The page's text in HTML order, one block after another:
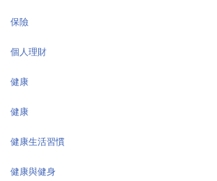
保險
個人理財
健康
健康
健康生活習慣
健康與健身